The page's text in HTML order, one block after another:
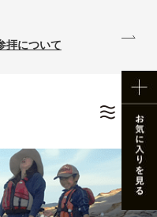
拝について